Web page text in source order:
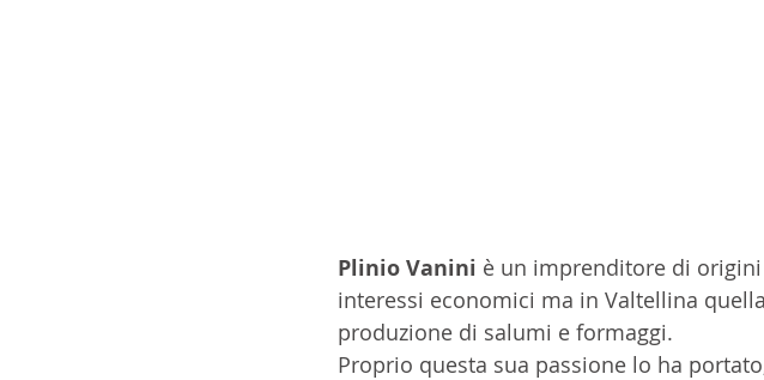
Plinio Vanini è un imprenditore di
interessi economici ma in Valtellina
produzione di salumi e formaggi.
Proprio questa sua passione lo ha